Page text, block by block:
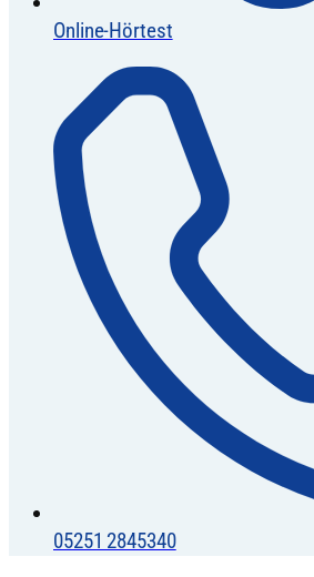
Online-Hörtest
05251 2845340